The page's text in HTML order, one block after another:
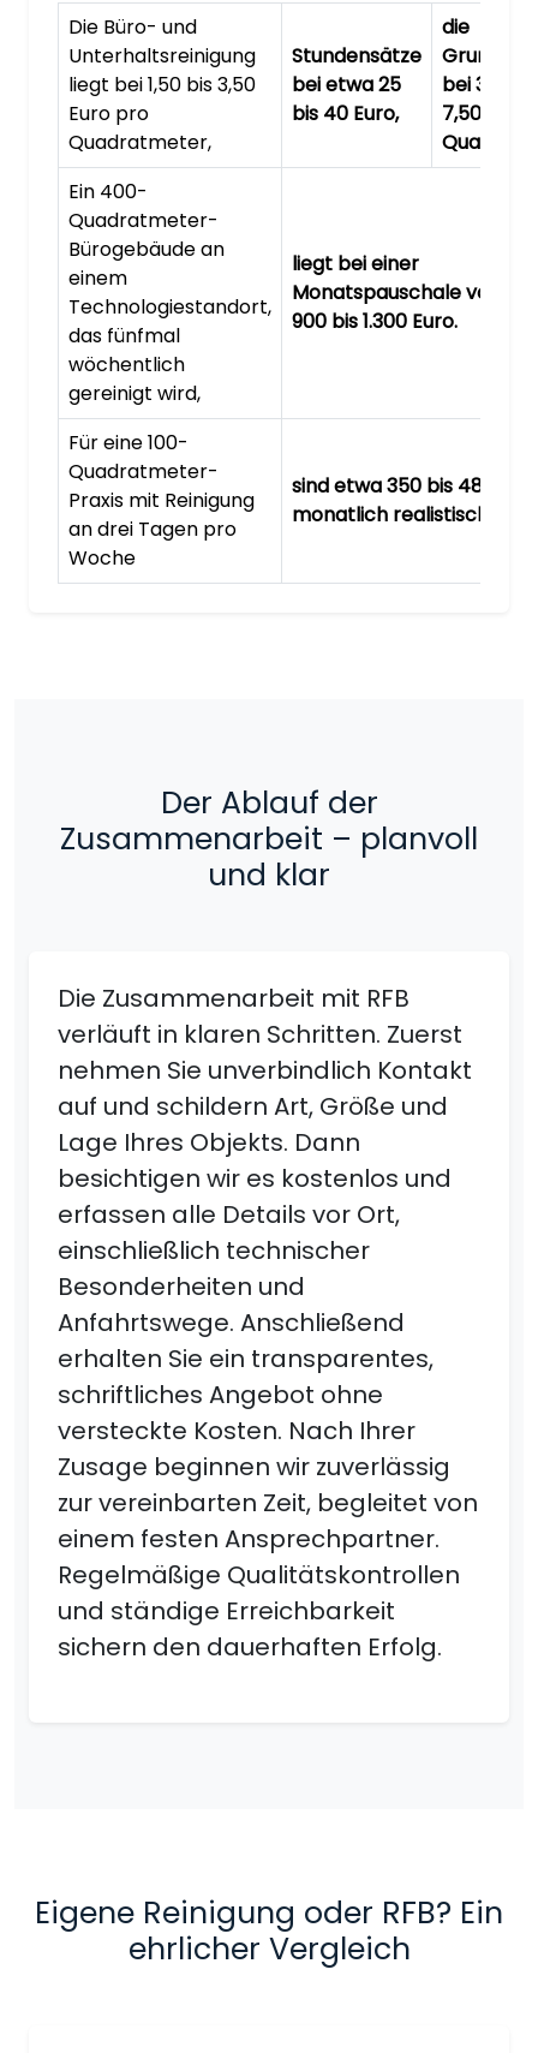
Die Büro- und
Unterhaltsreinigung
liegt bei 1,50 bis 3,50
Euro pro
Quadratmeter,
Stundensätze
bei etwa 25
bis 40 Euro,
die
bei 3,50
7,50 Euro
Ein 400-
Quadratmeter-
Bürogebäude an
einem
Technologiestandort,
das fünfmal
wöchentlich
gereinigt wird,
liegt bei einer
Monatspauschale von
900 bis 1.300 Euro.
Für eine 100-
Quadratmeter-
Praxis mit Reinigung
an drei Tagen pro
Woche
sind etwa 350 bis 480
monatlich realistisch.
Der Ablauf der
Zusammenarbeit – planvoll
und klar
Die Zusammenarbeit mit RFB
verläuft in klaren Schritten. Zuerst
nehmen Sie unverbindlich Kontakt
auf und schildern Art, Größe und
Lage Ihres Objekts. Dann
besichtigen wir es kostenlos und
erfassen alle Details vor Ort,
einschließlich technischer
Besonderheiten und
Anfahrtswege. Anschließend
erhalten Sie ein transparentes,
schriftliches Angebot ohne
versteckte Kosten. Nach Ihrer
Zusage beginnen wir zuverlässig
zur vereinbarten Zeit, begleitet von
einem festen Ansprechpartner.
Regelmäßige Qualitätskontrollen
und ständige Erreichbarkeit
sichern den dauerhaften Erfolg.
Eigene Reinigung oder RFB? Ein
ehrlicher Vergleich